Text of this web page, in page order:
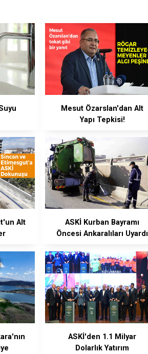
Mesut Özarslan'dan Alt
Yapı Tepkisi!
Alt
ASKİ Kurban Bayramı
Öncesi Ankaralıları Uyardı
ASKİ'den 1.1 Milyar
Dolarlık Yatırım